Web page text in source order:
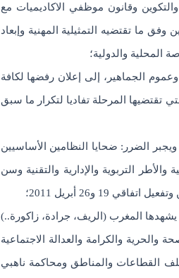
51 المتعلق بمنظومة التربية والتكوين وقانون موظفي الاكاديميات مع
وفق ما تقتضيه التمثيلية المهنية وإبعاد
المحلية والدولية؛
الجماهير، إلى إعلان رفضها لكافة
المرحلة تفاديا لتكرار ما سبق
يُطالب بإخراج نظام أساسي عادل ومنصف يعالج ثغرات نظامي 85 و2003 ويجبر الضرر: ضحايا النظامين الأساسيين
التربوية والإدارية والتقنية وسن
و26 أبريل 2011؛
المغرب (الريف، جرادة، زاكورة..)
والكرامة والعدالة الاجتماعية
القطاعات والمناطق ومحاكمة ناهبي